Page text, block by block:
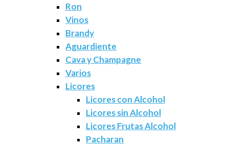
Ron
Vinos
Brandy
Aguardiente
Cava y Champagne
Varios
Licores
Licores con Alcohol
Licores sin Alcohol
Licores Frutas Alcohol
Pacharan